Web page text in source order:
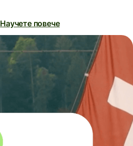
Научете повече